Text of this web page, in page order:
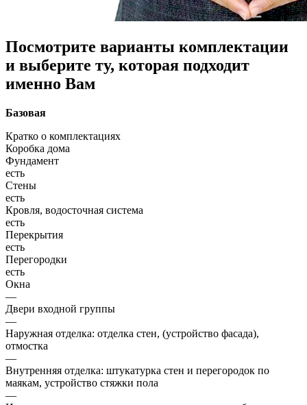
Посмотрите варианты комплектации
и выберите ту, которая подходит
именно Вам
Базовая
Кратко о комплектациях
Коробка дома
Фундамент
есть
Стены
есть
Кровля, водосточная система
есть
Перекрытия
есть
Перегородки
есть
Окна
—
Двери входной группы
—
Наружная отделка: отделка стен, (устройство фасада),
отмостка
—
Внутренняя отделка: штукатурка стен и перегородок по
маякам, устройство стяжки пола
—